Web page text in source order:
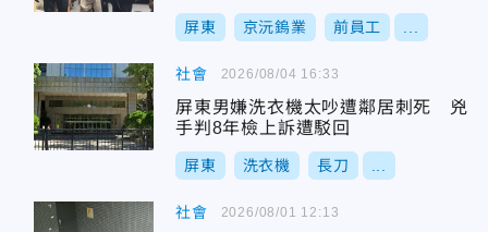
屏東 京沅鎢業 前員工
社會
屏東男嫌洗衣機太吵遭鄰居刺死 兇
手判8年檢上訴遭駁回
屏東 洗衣機 長刀
2026/08/04 16:33
社會 2026/08/01 12:13